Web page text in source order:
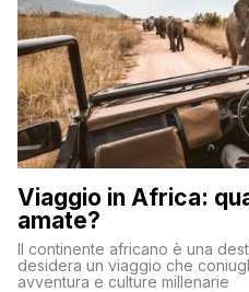
Viaggio in Africa:
amate?
Il continente africano è una
desidera un viaggio che
avventura e culture millenarie